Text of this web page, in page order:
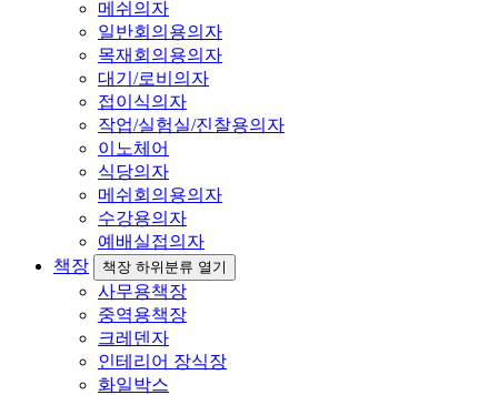
메쉬의자
일반회의용의자
목재회의용의자
대기/로비의자
접이식의자
작업/실험실/진찰용의자
이노체어
식당의자
메쉬회의용의자
수강용의자
예배실접의자
책장
책장 하위분류 열기
사무용책장
중역용책장
크레덴자
인테리어 장식장
화일박스